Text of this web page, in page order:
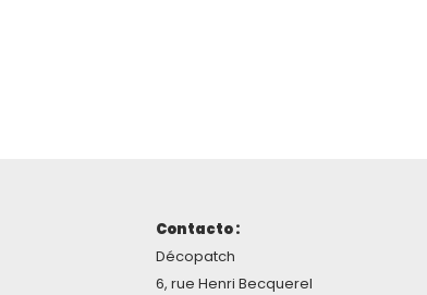
Contacto :
Décopatch
6, rue Henri Becquerel